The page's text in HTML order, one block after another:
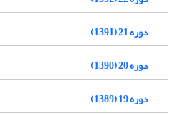
دوره 21 (1391)
دوره 20 (1390)
دوره 19 (1389)